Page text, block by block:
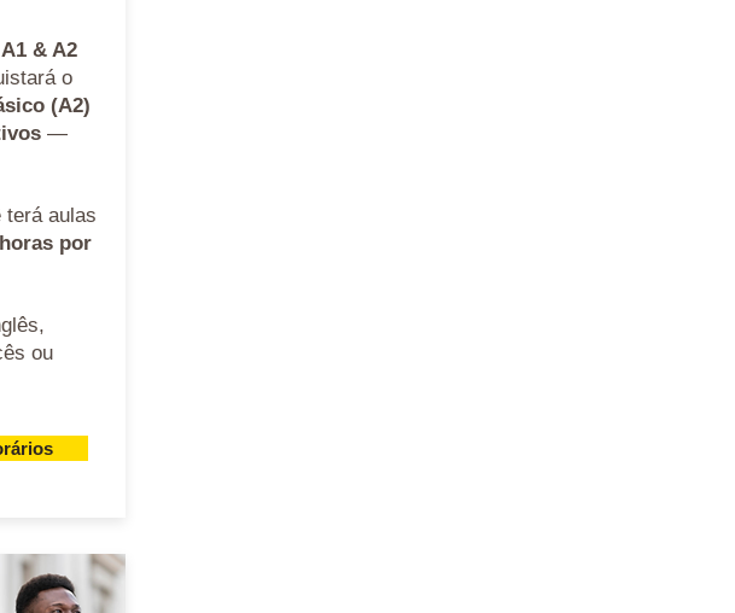
& A2
o
(A2)
—
terá aulas
por
ou